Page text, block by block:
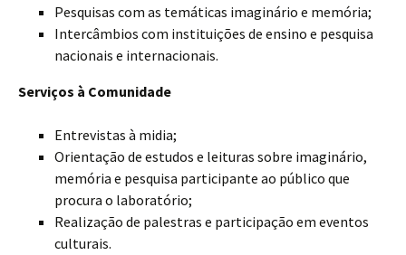
Pesquisas com as temáticas imaginário e memória;
Intercâmbios com instituições de ensino e pesquisa
nacionais e internacionais.
Serviços à Comunidade
Entrevistas à midia;
Orientação de estudos e leituras sobre imaginário,
memória e pesquisa participante ao público que
procura o laboratório;
Realização de palestras e participação em eventos
culturais.